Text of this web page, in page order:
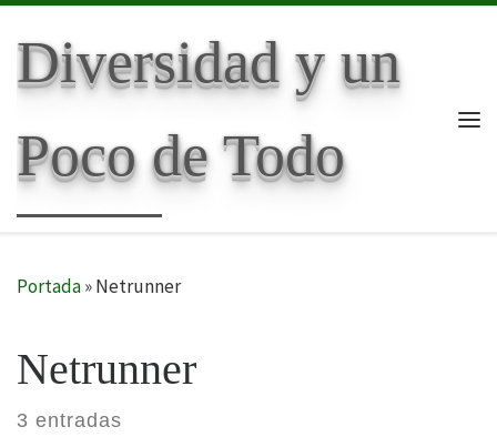
Diversidad y un
Poco de Todo
Portada»Netrunner
Netrunner
3 entradas